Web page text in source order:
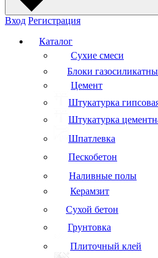
Вход Регистрация
Каталог
Сухие смеси
Блоки
Цемент
Штукатурка
Штукатурка
Шпатлевка
Пескобетон
Наливные полы
Керамзит
Сухой бетон
Грунтовка
Плиточный клей